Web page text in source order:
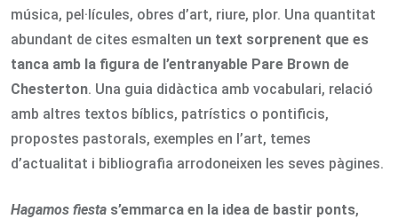
música, pel·lícules, obres d’art, riure, plor. Una quantitat
abundant de cites esmalten un text sorprenent que es
tanca amb la figura de l’entranyable Pare Brown de
Chesterton. Una guia didàctica amb vocabulari, relació
amb altres textos bíblics, patrístics o pontificis,
propostes pastorals, exemples en l’art, temes
d’actualitat i bibliografia arrodoneixen les seves pàgines.
Hagamos fiesta s’emmarca en la idea de bastir ponts,